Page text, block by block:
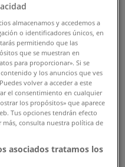
2641
almacenamos y accedemos a
o identificadores únicos, en
permitiendo que las
que se muestran en
para proporcionar». Si se
y los anuncios que ves
volver a acceder a este
el consentimiento en cualquier
los propósitos» que aparece
Tus opciones tendrán efecto
consulta nuestra política de
asociados tratamos los